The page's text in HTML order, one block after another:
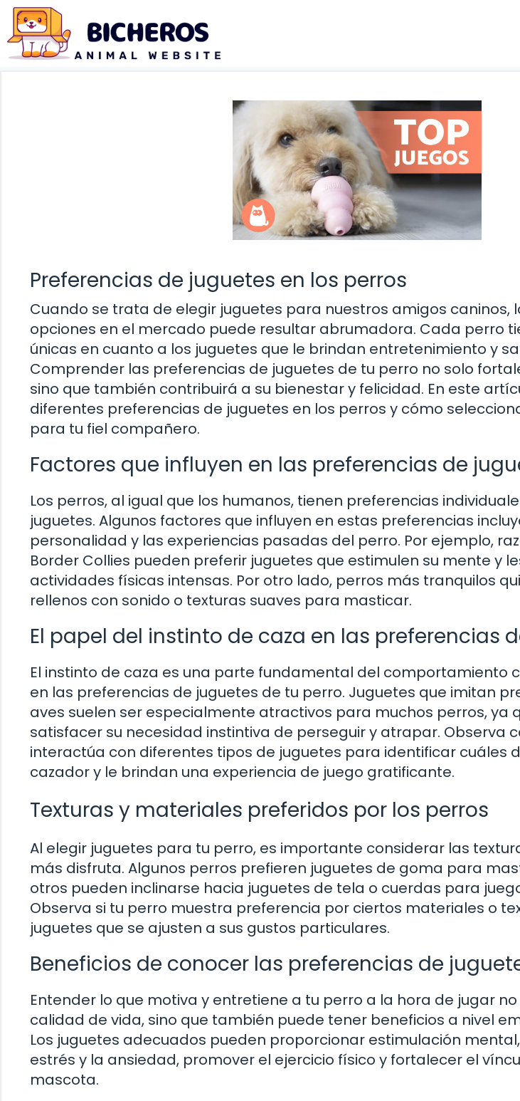
Saltar
contenido
Preferencias de juguetes en los perros
Cuando se trata de elegir juguetes para nuestros amigos caninos,
opciones en el mercado puede resultar abrumadora. Cada perro
únicas en cuanto a los juguetes que le brindan entretenimiento y
Comprender las preferencias de juguetes de tu perro no solo
sino que también contribuirá a su bienestar y felicidad. En este
diferentes preferencias de juguetes en los perros y cómo
para tu fiel compañero.
Factores que influyen en las preferencias de
Los perros, al igual que los humanos, tienen preferencias
juguetes. Algunos factores que influyen en estas preferencias
personalidad y las experiencias pasadas del perro. Por ejemplo,
Border Collies pueden preferir juguetes que estimulen su mente y
actividades físicas intensas. Por otro lado, perros más tranquilos
rellenos con sonido o texturas suaves para masticar.
El papel del instinto de caza en las preferencias
El instinto de caza es una parte fundamental del comportamiento
en las preferencias de juguetes de tu perro. Juguetes que imitan
aves suelen ser especialmente atractivos para muchos perros, ya
satisfacer su necesidad instintiva de perseguir y atrapar. Observa
interactúa con diferentes tipos de juguetes para identificar cuáles
cazador y le brindan una experiencia de juego gratificante.
Texturas y materiales preferidos por los perros
Al elegir juguetes para tu perro, es importante considerar las
más disfruta. Algunos perros prefieren juguetes de goma para
otros pueden inclinarse hacia juguetes de tela o cuerdas para
Observa si tu perro muestra preferencia por ciertos materiales o
juguetes que se ajusten a sus gustos particulares.
Beneficios de conocer las preferencias de
Entender lo que motiva y entretiene a tu perro a la hora de jugar
calidad de vida, sino que también puede tener beneficios a nivel
Los juguetes adecuados pueden proporcionar estimulación
estrés y la ansiedad, promover el ejercicio físico y fortalecer el
mascota.